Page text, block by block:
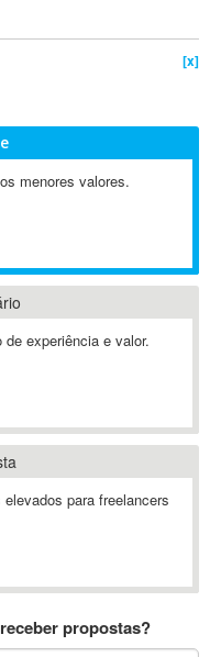
[x]
menores valores.
experiência e valor.
para freelancers
propostas?